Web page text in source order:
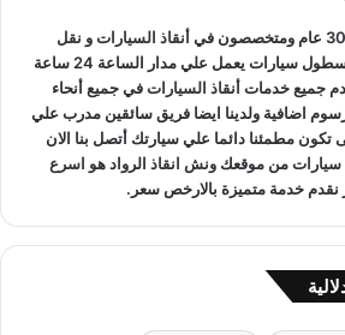
:
أنقاذ السياراتو نقل
والمعدات ولدينا اسطول سيارات يعمل علي مدار الساعة 24 ساعة
جميع خدماتأنقاذ السياراتفي جميع أنحاء
رسوم اضافية ولدينا ايضا فريق سائقين مدرب علي
مطمئنا دائما علي سيارتك أتصل بنا الان
سياراتمن موقعك ونش انقاذ الرواد هو اسرع
خدمة متميزة بالارخص سعر.